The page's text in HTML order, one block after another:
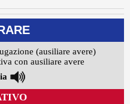
(ausiliare avere)
con ausiliare avere